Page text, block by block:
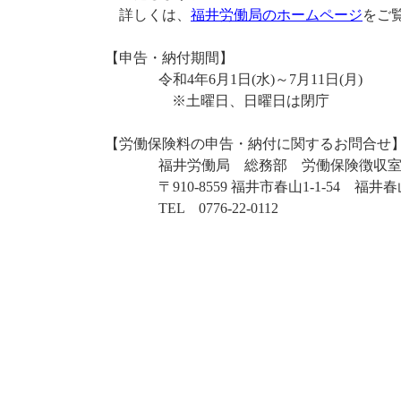
詳しくは、 福井労働局のホームページをご
【申告・納付期間】
令和4年6月1日(水)～7月11日(月)
※土曜日、日曜日は閉庁
【労働保険料の申告・納付に関するお問合せ】
福井労働局 総務部 労働保険徴収室
〒910-8559 福井市春山1-1-54 福井春
TEL 0776-22-0112